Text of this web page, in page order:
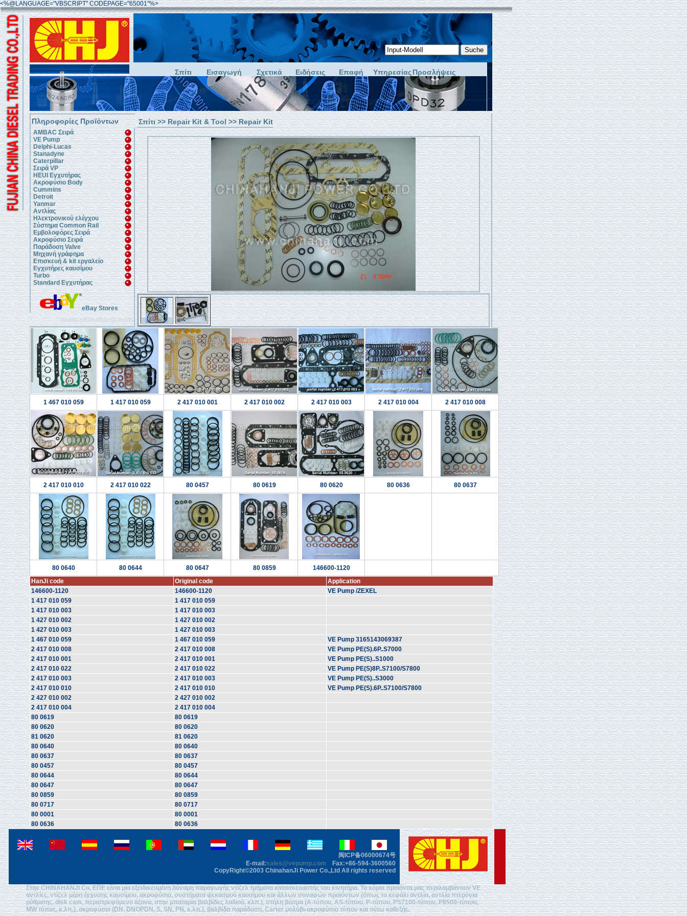
<%@LANGUAGE="VBSCRIPT" CODEPAGE="65001"%>
Σπίτι Εισαγωγή Σχετικά Ειδήσεις Επαφή Υπηρεσίας Προσλήψεις
Πληροφορίες Προϊόντων
AMBAC Σειρά
VE Pump
Delphi-Lucas
Stanadyne
Caterpillar
Σειρά VP
HEUI Εγχυτήρας
Ακροφύσιο Body
Cummins
Detroit
Yanmar
Αντλίας
Ηλεκτρονικού ελέγχου
Σύστημα Common Rail
Εμβολοφόρες Σειρά
Ακροφύσιο Σειρά
Παράδοση Valve
Μηχανή γράφημα
Επισκευή & kit εργαλείο
Εγχυτήρες καυσίμου
Turbo
Standard Εγχυτήρας
eBay Stores
www.chinahanji.com
Σπίτι>>Repair Kit & Tool>> Repair Kit
1 467 010 059 1 417 010 059 2 417 010 001 2 417 010 002 2 417 010 003 2 417 010 004 2 417 010 008
2 417 010 010 2 417 010 022 80 0457 80 0619 80 0620 80 0636 80 0637
80 0640 80 0644 80 0647 80 0859
146600-1120
HanJi code
Original code
Application
146600-1120
146600-1120
VE Pump /ZEXEL
1 417 010 059
1 417 010 059
1 417 010 003
1 417 010 003
1 427 010 002
1 427 010 002
1 427 010 003
1 427 010 003
1 467 010 059
1 467 010 059
VE Pump 3165143069387
2 417 010 008
2 417 010 008
VE Pump PE(S).6P..S7000
2 417 010 001
2 417 010 001
VE Pump PE(S)..S1000
2 417 010 022
2 417 010 022
VE Pump PE(S)8P..S7100/S7800
2 417 010 003
2 417 010 003
VE Pump PE(S)..S3000
2 417 010 010
2 417 010 010
VE Pump PE(S).6P..S7100/S7800
2 427 010 002
2 427 010 002
2 417 010 004
2 417 010 004
80 0619
80 0619
80 0620
80 0620
81 0620
81 0620
80 0640
80 0640
80 0637
80 0637
80 0457
80 0457
80 0644
80 0644
80 0647
80 0647
80 0859
80 0859
80 0717
80 0717
80 0001
80 0001
80 0636
80 0636
闽ICP备06000674号
E-mail:sales@vepump.com Fax:+86-594-3600560
CopyRight©2003 ChinahanJi Power Co.,Ltd All rights reserved
Στην CHINAHANJI Co, ΕΠΕ είναι μια εξειδικευμένη δύναμη παραγωγής ντίζελ τμήματα κατασκευαστής του κινητήρα. Τα κύρια προϊόντα μας περιλαμβάνουν VE
αντλίες, ντίζελ μέρη έγχυσης καυσίμου, ακροφύσιο, συστήματα ψεκασμού καυσίμου και άλλων συναφών προϊόντων (όπως το κεφάλι αντλία, αντλία πτερύγια
ρύθμισης, disk cam, περιστρεφόμενο άξονα, στην μπαταρία βαλβίδες λαδιού, κλπ.), στήλη βύσμα (Α-τύπου, AS-τύπου, P-τύπου, PS7100-τύπου, P8500-τύπου,
MW τύπος, κ.λπ.), ακροφύσιο (DN, DNOPDN, S, SN, PN, κ.λπ.), βαλβίδα παράδοση, Carter μολύβι-ακροφύσιο τύπου και ούτω καθεξής.